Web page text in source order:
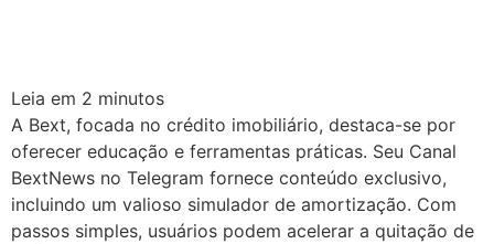
Leia em 2 minutos
A Bext, focada no crédito imobiliário, destaca-se por
oferecer educação e ferramentas práticas. Seu Canal
BextNews no Telegram fornece conteúdo exclusivo,
incluindo um valioso simulador de amortização. Com
passos simples, usuários podem acelerar a quitação de